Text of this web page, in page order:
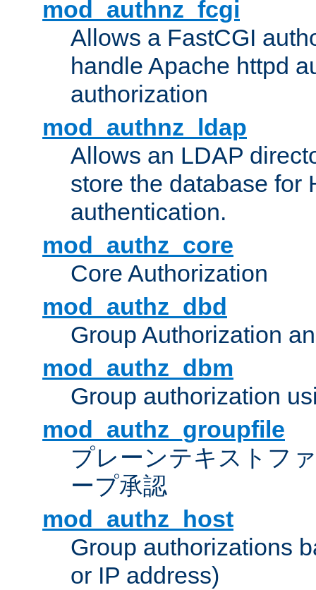
mod_authnz_fcgi
Allows a FastCGI
handle Apache httpd
authorization
mod_authnz_ldap
Allows an LDAP
store the database for
authentication.
mod_authz_core
Core Authorization
mod_authz_dbd
Group Authorization
mod_authz_dbm
Group authorization
mod_authz_groupfile
プレーンテキストフ
ープ承認
mod_authz_host
Group authorizations
or IP address)